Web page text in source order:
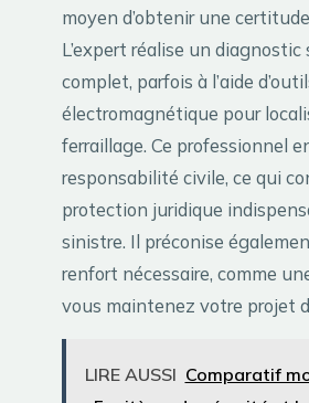
moyen d’obtenir une
L’expert réalise un
complet, parfois à l’aide
électromagnétique pour
ferraillage. Ce professionnel
responsabilité civile, ce qui
protection juridique
sinistre. Il préconise
renfort nécessaire, comme
vous maintenez votre projet
LIRE AUSSI Comparatif